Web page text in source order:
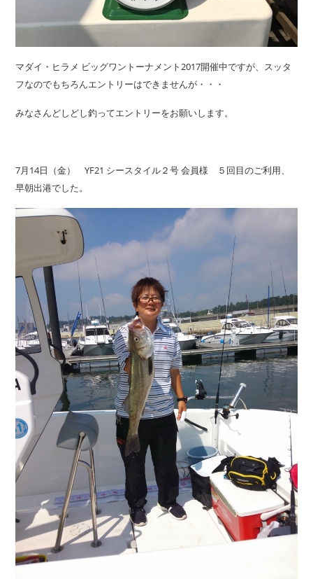
マダイ・ヒラメ ビッグワントーナメント2017開催中ですが、スッタ
フなのでもちろんエントリーはできませんが・・・
みなさんどしどし釣ってエントリーをお願いします。
7月14日（金） YF21 シースタイル２号 会員様 ５回目のご利用、
早朝出港でした。